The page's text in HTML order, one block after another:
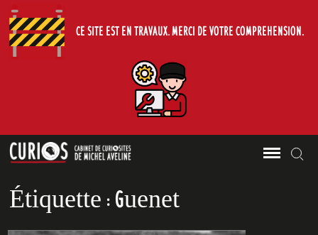
CE SITE EST EN TRAVAUX. MERCI DE VOTRE COMPREHENSION.
Skip
content
Étiquette : Guenet